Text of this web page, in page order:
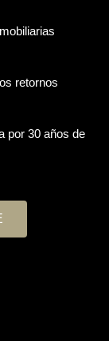
retornos
por 30 años de